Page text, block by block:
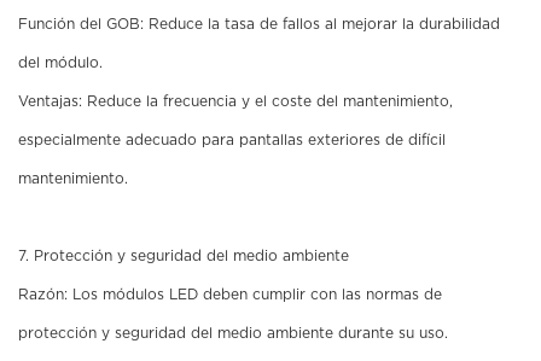
Función del GOB: Reduce la tasa de fallos al mejorar la durabilidad
del módulo.
Ventajas: Reduce la frecuencia y el coste del mantenimiento,
especialmente adecuado para pantallas exteriores de difícil
mantenimiento.
7. Protección y seguridad del medio ambiente
Razón: Los módulos LED deben cumplir con las normas de
protección y seguridad del medio ambiente durante su uso.